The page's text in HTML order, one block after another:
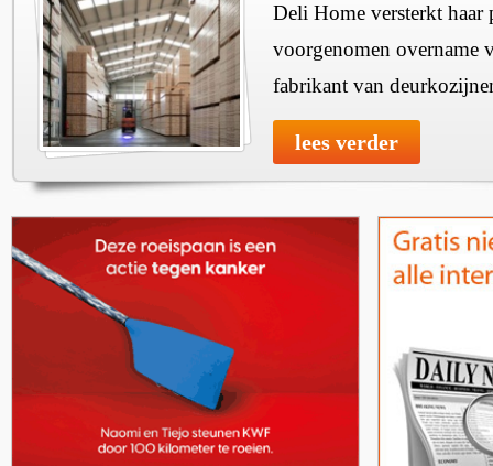
Deli Home versterkt haar
voorgenomen overname
fabrikant van
lees verder